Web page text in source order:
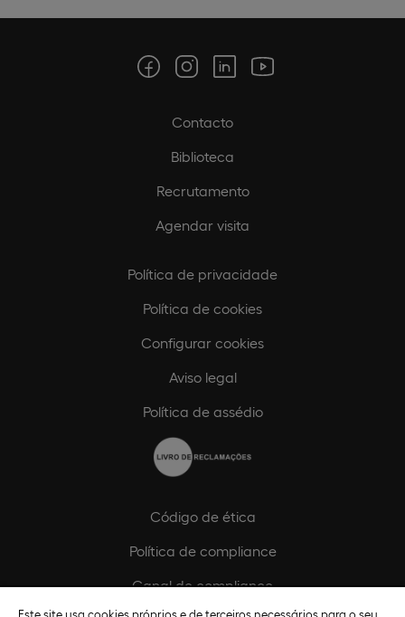
Contacto
Biblioteca
Recrutamento
Agendar visita
Política de privacidade
Política de cookies
Configurar cookies
Aviso legal
Política de assédio
Código de ética
Política de compliance
Canal de compliance
Este site usa cookies próprios e de terceiros necessários para o seu